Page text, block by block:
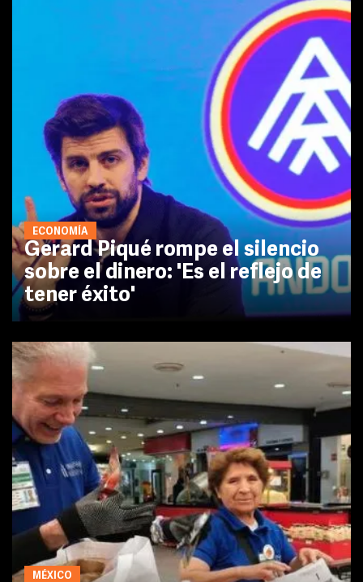
ECONOMÍA
Gerard Piqué rompe el silencio
sobre el dinero: 'Es el reflejo de
tener éxito'
MÉXICO